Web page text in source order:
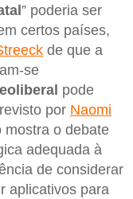
” poderia ser
certos países,
de que a
se
pode
por Naomi
mostra o debate
adequada à
de considerar
aplicativos para